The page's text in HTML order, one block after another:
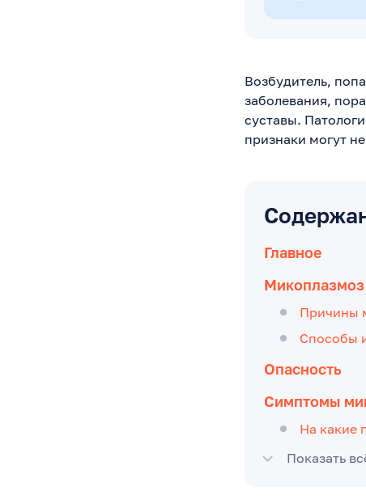
Возбудитель,
заболевания,
суставы.
признаки могут
Главное
Микоплазмоз
Причины
Способы
Опасность
Симптомы
На какие
Показать